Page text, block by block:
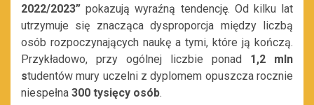
2022/2023” pokazują wyraźną tendencję. Od kilku lat
utrzymuje się znacząca dysproporcja między liczbą
osób rozpoczynających naukę a tymi, które ją kończą.
Przykładowo, przy ogólnej liczbie ponad 1,2 mln
studentów mury uczelni z dyplomem opuszcza rocznie
niespełna 300 tysięcy osób.